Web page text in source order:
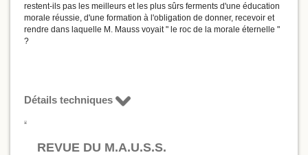
restent-ils pas les meilleurs et les plus sûrs ferments d'une éducation
morale réussie, d'une formation à l'obligation de donner, recevoir et
rendre dans laquelle M. Mauss voyait " le roc de la morale éternelle "
?
Détails techniques
REVUE DU M.A.U.S.S.